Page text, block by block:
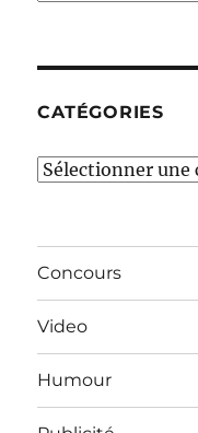
CATÉGORIES
Catégories
Concours
Video
Humour